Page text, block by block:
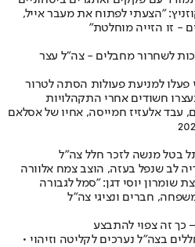
"הצעתי לפתוח את מעבר אייל,
- זו הזייה מוחלטת"
לשחרור מחבלים - צה"ל עצר
למניעת פעולות הסתה לטרור
חשודים אחרי התקהלויות
עבד אלעזיז חמייסה, אחיו של אסלאם
בטל מנשה לזכר חלל צה"ל
לב שנפל בעזה, הוצב צמח אלוורה
שומרון יוסי דגן: ״סמל לגבורה
חברים ונציגי צה"ל
כך זה צפוי להתבצע
בצה"ל נערכים לקליטה וזיהוי •